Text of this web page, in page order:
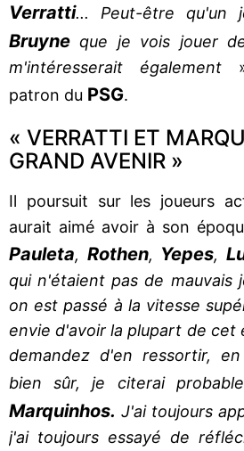
Verratti... Peut-être qu'un
Bruyne que je vois jouer
m'intéresserait également
patron du PSG.
« VERRATTI ET
GRAND AVENIR »
Il poursuit sur les joueurs
aurait aimé avoir à son
Pauleta, Rothen, Yepes,
qui n'étaient pas de mauvais
on est passé à la vitesse
envie d'avoir la plupart de cet
demandez d'en ressortir,
bien sûr, je citerai
Marquinhos. J'ai toujours
j'ai toujours essayé de